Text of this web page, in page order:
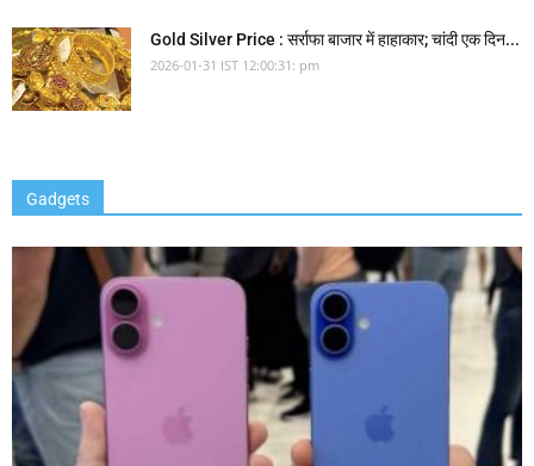
Gold Silver Price : सर्राफा बाजार में हाहाकार; चांदी एक दिन...
2026-01-31 IST 12:00:31: pm
Gadgets